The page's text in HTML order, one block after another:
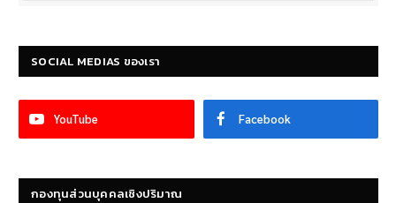
SOCIAL MEDIAS ของเรา
YouTube Facebook
กองทุนส่วนบุคคลเชิงปริมาณ